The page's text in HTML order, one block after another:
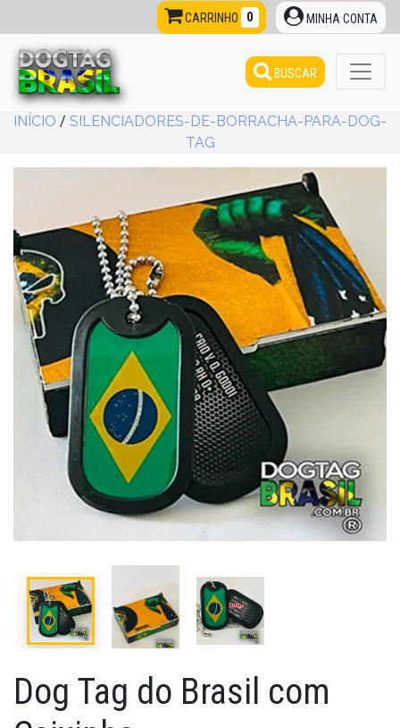
CARRINHO 0 MINHA CONTA
BUSCAR
INÍCIO / SILENCIADORES-DE-BORRACHA-PARA-DOG-
TAG
Dog Tag do Brasil com